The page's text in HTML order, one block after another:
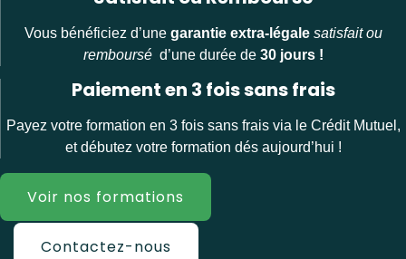
Vous bénéficiez d’une garantie extra-légale satisfait ou
remboursé d’une durée de 30 jours !
Paiement en 3 fois sans frais
Payez votre formation en 3 fois sans frais via le Crédit Mutuel,
et débutez votre formation dés aujourd’hui !
Voir nos formations
Contactez-nous